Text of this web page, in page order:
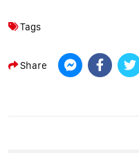
Tags
Share